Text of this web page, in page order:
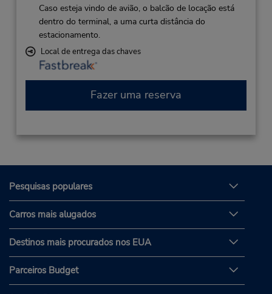
Caso esteja vindo de avião, o balcão de locação está
dentro do terminal, a uma curta distância do
estacionamento.
Local de entrega das chaves
Fazer uma reserva
Pesquisas populares
Carros mais alugados
Destinos mais procurados nos EUA
Parceiros Budget